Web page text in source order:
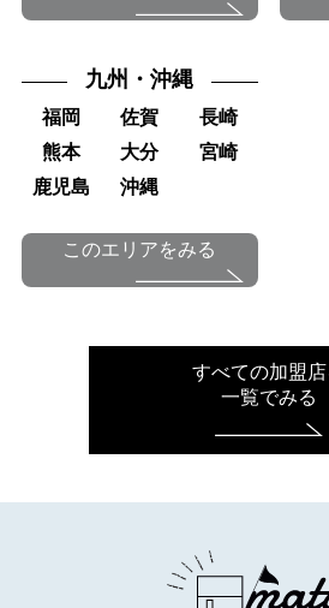
九州・沖縄
福岡 佐賀
長崎
熊本
大分
宮崎
鹿児島
沖縄
このエリアをみる
すべての加盟店
一覧でみる